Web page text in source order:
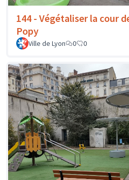
144 - Végétaliser la cour
Popy
Ville de Lyon 0 0